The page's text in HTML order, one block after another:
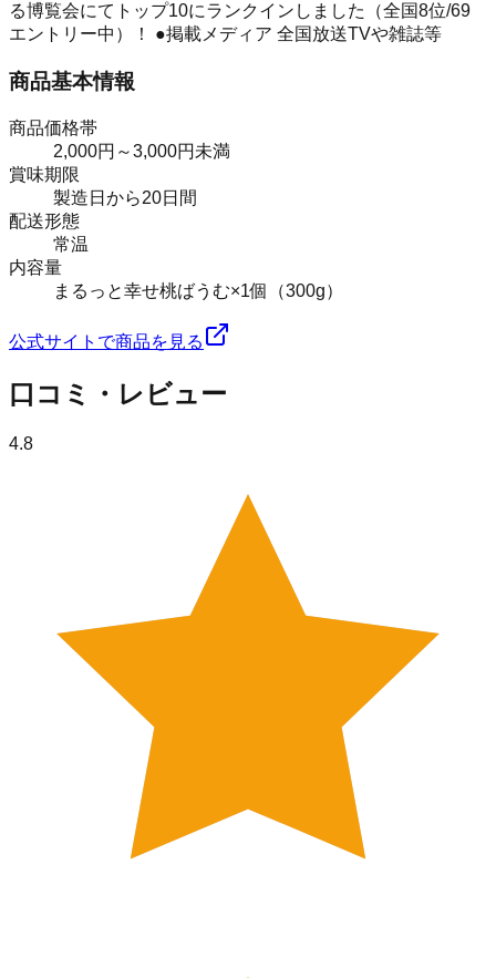
る博覧会にてトップ10にランクインしました（全国8位/69
エントリー中）！ ●掲載メディア 全国放送TVや雑誌等
商品基本情報
商品価格帯
2,000円～3,000円未満
賞味期限
製造日から20日間
配送形態
常温
内容量
まるっと幸せ桃ばうむ×1個（300g）
公式サイトで商品を見る
口コミ・レビュー
4.8